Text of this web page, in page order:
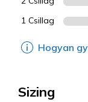
1 Csillag
Hogyan
Sizing